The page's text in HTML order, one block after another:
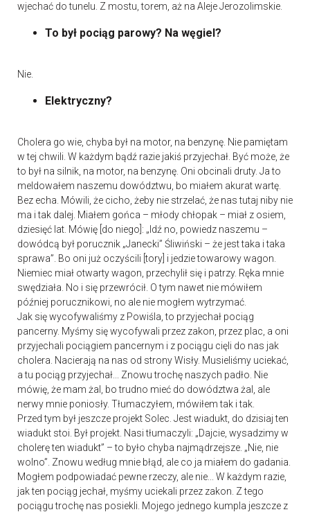
wjechać do tunelu. Z mostu, torem, aż na Aleje Jerozolimskie.
To był pociąg parowy? Na węgiel?
Nie.
Elektryczny?
Cholera go wie, chyba był na motor, na benzynę. Nie pamiętam
w tej chwili. W każdym bądź razie jakiś przyjechał. Być może, że
to był na silnik, na motor, na benzynę. Oni obcinali druty. Ja to
meldowałem naszemu dowództwu, bo miałem akurat wartę.
Bez echa. Mówili, że cicho, żeby nie strzelać, że nas tutaj niby nie
ma i tak dalej. Miałem gońca – młody chłopak – miał z osiem,
dziesięć lat. Mówię [do niego]: „Idź no, powiedz naszemu –
dowódcą był porucznik „Janecki” Śliwiński – że jest taka i taka
sprawa”. Bo oni już oczyścili [tory] i jedzie towarowy wagon.
Niemiec miał otwarty wagon, przechylił się i patrzy. Ręka mnie
swędziała. No i się przewrócił. O tym nawet nie mówiłem
później porucznikowi, no ale nie mogłem wytrzymać.
Jak się wycofywaliśmy z Powiśla, to przyjechał pociąg
pancerny. Myśmy się wycofywali przez zakon, przez plac, a oni
przyjechali pociągiem pancernym i z pociągu cięli do nas jak
cholera. Nacierają na nas od strony Wisły. Musieliśmy uciekać,
a tu pociąg przyjechał... Znowu trochę naszych padło. Nie
mówię, że mam żal, bo trudno mieć do dowództwa żal, ale
nerwy mnie poniosły. Tłumaczyłem, mówiłem tak i tak.
Przed tym był jeszcze projekt Solec. Jest wiadukt, do dzisiaj ten
wiadukt stoi. Był projekt. Nasi tłumaczyli: „Dajcie, wysadzimy w
cholerę ten wiadukt” – to było chyba najmądrzejsze. „Nie, nie
wolno”. Znowu według mnie błąd, ale co ja miałem do gadania.
Mogłem podpowiadać pewne rzeczy, ale nie... W każdym razie,
jak ten pociąg jechał, myśmy uciekali przez zakon. Z tego
pociągu trochę nas posiekli. Mojego jednego kumpla jeszcze z